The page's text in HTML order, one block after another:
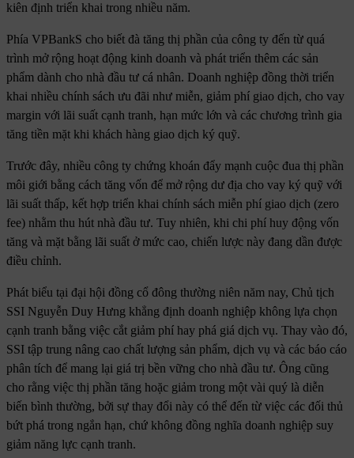
kiên định triển khai trong nhiều năm.
Phía VPBankS cho biết đà tăng thị phần của công ty đến từ quá
trình mở rộng hoạt động kinh doanh và phát triển thêm các sản
phẩm dành cho nhà đầu tư cá nhân. Doanh nghiệp đồng thời triển
khai nhiều chính sách ưu đãi như miễn, giảm phí giao dịch, cho vay
margin với lãi suất cạnh tranh, hạn mức lớn và các chương trình gia
tăng tiền mặt khi khách hàng giao dịch ký quỹ.
Trước đây, nhiều công ty chứng khoán đẩy mạnh cuộc đua thị phần
môi giới bằng cách tăng vốn để mở rộng dư địa cho vay ký quỹ với
lãi suất thấp, kết hợp triển khai chính sách miễn phí giao dịch (zero
fee) nhằm thu hút nhà đầu tư. Tuy nhiên, khi chi phí huy động vốn
tăng và mặt bằng lãi suất ở mức cao, chiến lược này đang dần được
điều chỉnh.
Phát biểu tại đại hội đồng cổ đông thường niên năm nay, Chủ tịch
SSI Nguyễn Duy Hưng khẳng định doanh nghiệp không lựa chọn
cạnh tranh bằng việc cắt giảm phí hay phá giá dịch vụ. Thay vào đó,
SSI tập trung nâng cao chất lượng sản phẩm, dịch vụ và các báo cáo
phân tích để mang lại giá trị bền vững cho nhà đầu tư. Ông cũng
cho rằng việc thị phần tăng hoặc giảm trong một vài quý là diễn
biến bình thường, bởi sự thay đổi này có thể đến từ việc các đối thủ
bứt phá trong ngắn hạn, chứ không đồng nghĩa doanh nghiệp suy
giảm năng lực cạnh tranh.